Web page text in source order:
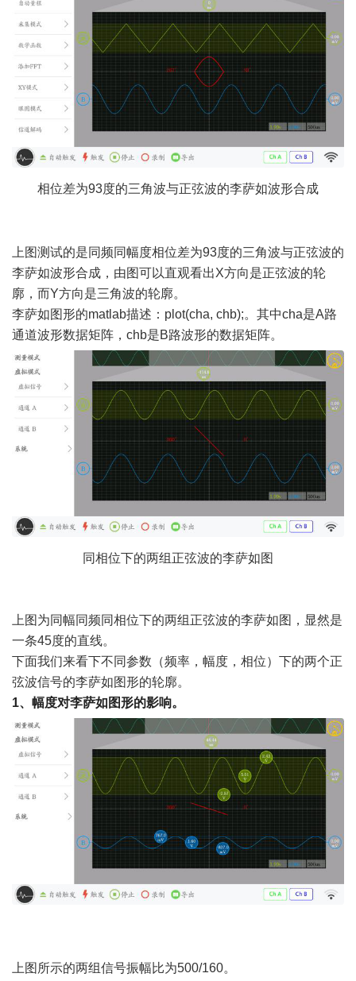
相位差为93度的三角波与正弦波的李萨如波形合成
上图测试的是同频同幅度相位差为93度的三角波与正弦波的
李萨如波形合成，由图可以直观看出X方向是正弦波的轮
廓，而Y方向是三角波的轮廓。
李萨如图形的matlab描述：plot(cha, chb);。其中cha是A路
通道波形数据矩阵，chb是B路波形的数据矩阵。
同相位下的两组正弦波的李萨如图
上图为同幅同频同相位下的两组正弦波的李萨如图，显然是
一条45度的直线。
下面我们来看下不同参数（频率，幅度，相位）下的两个正
弦波信号的李萨如图形的轮廓。
1、幅度对李萨如图形的影响。
上图所示的两组信号振幅比为500/160。